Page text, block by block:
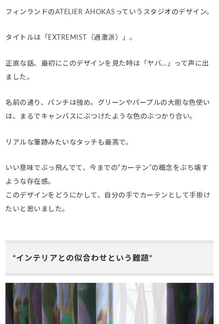
フィンランドのATELIER AHOKASっていうスタジオのデザイン。
タイトルは「EXTREMIST（過激派）」。
正直な話、最初にこのデザインを見た時は「ヤバ…」って声に出
ました。
名前の通り、パンチは強め。グリーンやパープルの大胆な色使い
は、まるでキャンバスにぶつけたような色のぶつかり合い。
リアルな筆跡みたいなタッチも最高で。
いい意味でぶっ飛んでて、今までの“カーテン”の概念をぶち壊す
ような存在感。
このデザインをどうにかして、自分の手でカーテンとして手掛け
たいと思いました。
“インテリアとの似合わせという難題”